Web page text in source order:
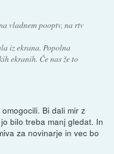
vladnem pooptv, na rtv
iz ekrana. Popolna
ekranih. Če nas že to
Bi dali mir z
bilo treba manj gledat. In
za novinarje in vec bo